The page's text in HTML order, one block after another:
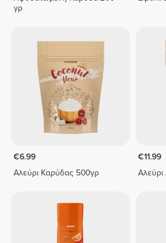
γρ
€6.99
Αλεύρι Καρύδας 500γρ
€11.99